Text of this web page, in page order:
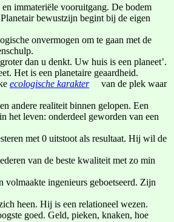
immateriële vooruitgang. De bodem
bewustzijn begint bij de eigen
onvermogen om te gaan met de
dan u denkt. Uw huis is een planeet’.
Het is een planetaire geaardheid.
ecologische karaktervan de plek waar
andere realiteit binnen gelopen. Een
het leven: onderdeel geworden van een
met 0 uitstoot als resultaat. Hij wil de
van de beste kwaliteit met zo min
volmaakte ingenieurs geboetseerd. Zijn
heen. Hij is een relationeel wezen.
goed. Geld, pieken, knaken, hoe